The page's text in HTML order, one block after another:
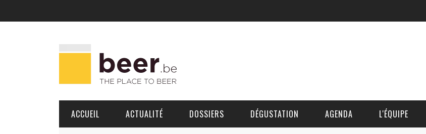
ACCUEIL ACTUALITÉ DOSSIERS DÉGUSTATION AGENDA L'ÉQUIPE